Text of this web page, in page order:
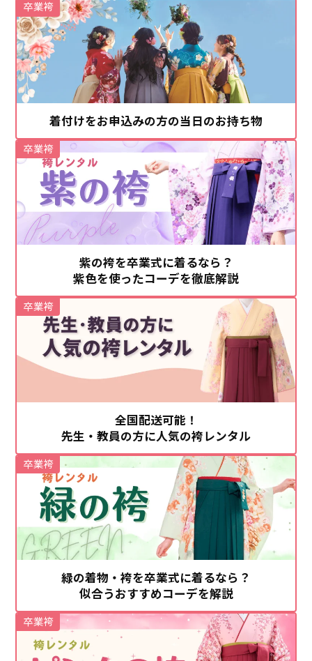
着付けをお申込みの方の当日のお持ち物
卒業袴
紫の袴を卒業式に着るなら？
紫色を使ったコーデを徹底解説
卒業袴
全国配送可能！
先生・教員の方に人気の袴レンタル
卒業袴
緑の着物・袴を卒業式に着るなら？
似合うおすすめコーデを解説
卒業袴
卒業袴